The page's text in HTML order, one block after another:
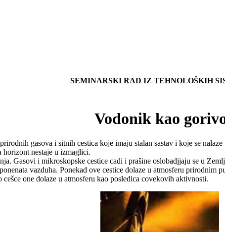
SEMINARSKI RAD IZ TEHNOLOŠKIH
Vodonik kao
gasova i sitnih cestica koje imaju stalan sastav i koje se
horizont nestaje u izmaglici.
Gasovi i mikroskopske cestice cadi i prašine oslobadjjaju se u
vazduha. Ponekad ove cestice dolaze u atmosferu prirodnim
one dolaze u atmosferu kao posledica covekovih aktivnosti.